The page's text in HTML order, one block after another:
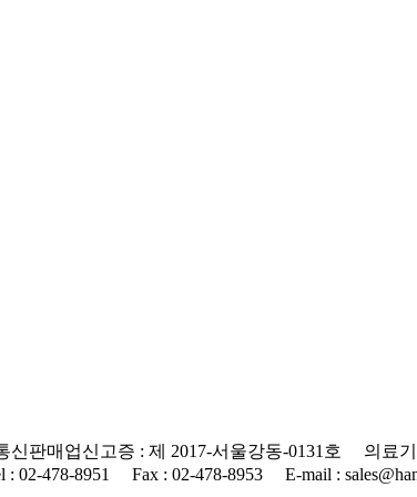
매업신고증 : 제 2017-서울강동-0131호 의료기
478-8951 Fax : 02-478-8953 E-mail :